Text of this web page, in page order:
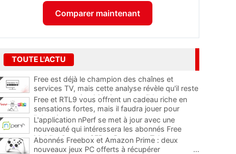
Comparer maintenant
TOUTE L'ACTU
Free est déjà le champion des chaînes et
services TV, mais cette analyse révèle qu'il reste
encore au moins 141 ajouts possibles
Free et RTL9 vous offrent un cadeau riche en
sensations fortes, mais il faudra jouer pour
l'obtenir
L'application nPerf se met à jour avec une
nouveauté qui intéressera les abonnés Free
Mobile, Orange, SFR et Bouygues Telecom
Abonnés Freebox et Amazon Prime : deux
nouveaux jeux PC offerts à récupérer
...